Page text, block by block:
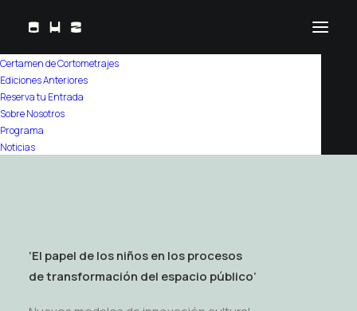
Certamen de Cortometrajes
Ediciones Anteriores
Reserva tu Entrada
Sobre Nosotros
Programa
Noticias
Home Programa
Calle Eduardo Ibarra
‘El papel de los niños en los procesos
de transformación del espacio público’